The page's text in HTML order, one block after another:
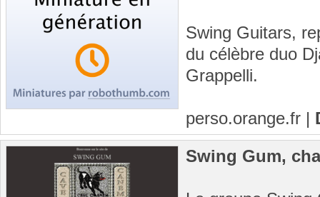
Swing Guitars,
du célèbre duo
Grappelli.
perso.orange.fr |
Swing Gum,